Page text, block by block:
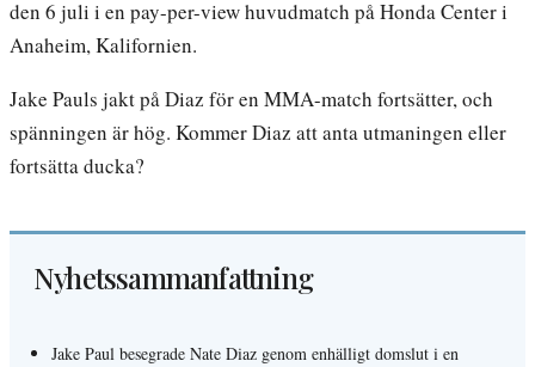
den 6 juli i en pay-per-view huvudmatch på Honda Center i
Anaheim, Kalifornien.
Jake Pauls jakt på Diaz för en MMA-match fortsätter, och
spänningen är hög. Kommer Diaz att anta utmaningen eller
fortsätta ducka?
Nyhetssammanfattning
Jake Paul besegrade Nate Diaz genom enhälligt domslut i en